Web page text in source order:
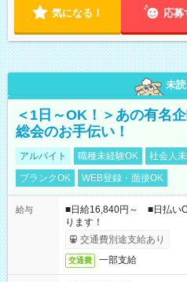
気になる！ 応募
未読
＜1日～OK！＞あの有名
総会のお手伝い！
アルバイト 職種未経験OK 社会人
ブランクOK
WEB登録・面接OK
給与
■日給16,840円～ ■日払い
ります！
交通費別途支給あり
交通費 一部支給